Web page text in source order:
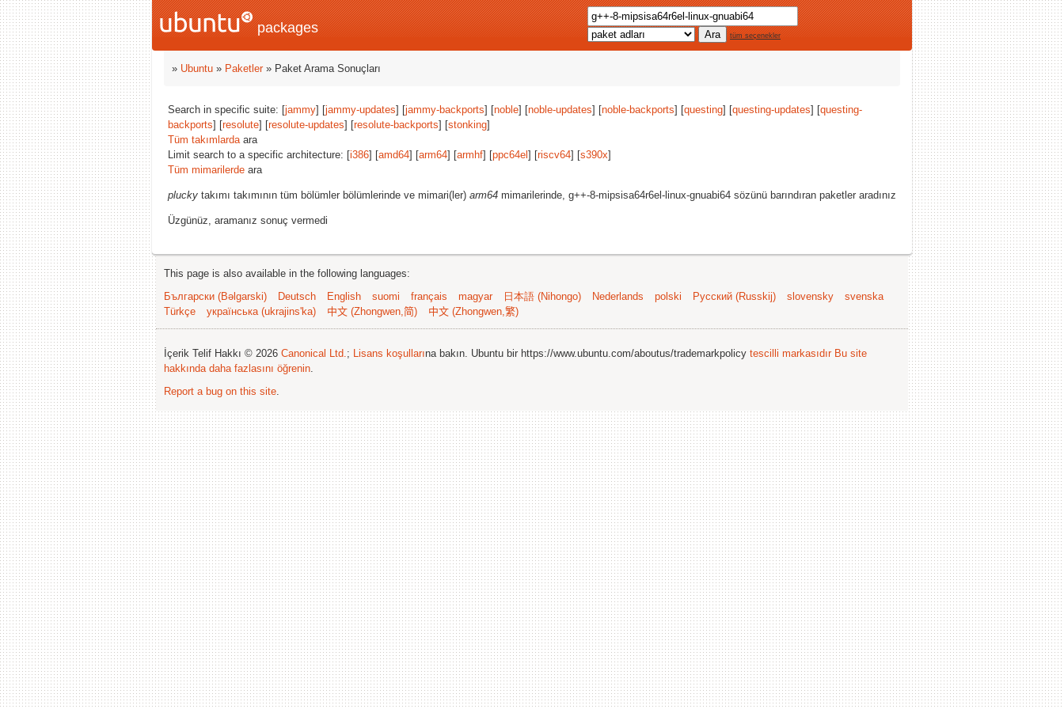
packages tüm seçenekler
» Ubuntu » Paketler» Paket Arama Sonuçları
Search in specific suite: [jammy] [jammy-updates] [jammy-backports] [noble] [noble-updates] [noble-backports] [questing] [questing-updates] [questing-
backports] [resolute] [resolute-updates] [resolute-backports] [stonking]
Tüm takımlardaara
Limit search to a specific architecture: [i386] [amd64] [arm64] [armhf] [ppc64el ] [riscv64] [s390x]
Tüm mimarilerde ara
plucky takımı takımının tüm bölümler bölümlerinde ve mimari(ler) arm64 mimarilerinde, g++-8-mipsisa64r6el-linux-gnuabi64 sözünü barındıran paketler aradınız
Üzgünüz, aramanız sonuç vermedi
This page is also available in the following languages:
Български (Bəlgarski)
Deutsch English suomi français magyar 日本語 (Nihongo) Nederlands polski Русский (Russkij) slovensky
svenska
Türkçe
українська (ukrajins'ka) 中文 (Zhongwen,简) 中文 (Zhongwen,繁)
İçerik Telif Hakkı © 2026 Canonical Ltd.; Lisans koşullarına bakın. Ubuntu bir https://www.ubuntu.com/aboutus/trademarkpolicy tescilli markasıdır Bu site
hakkında daha fazlasını öğrenin.
Report a bug on this site.